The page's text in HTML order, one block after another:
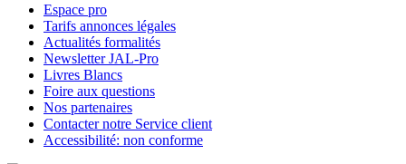
Espace pro
Tarifs annonces légales
Actualités formalités
Newsletter JAL-Pro
Livres Blancs
Foire aux questions
Nos partenaires
Contacter notre Service client
Accessibilité: non conforme